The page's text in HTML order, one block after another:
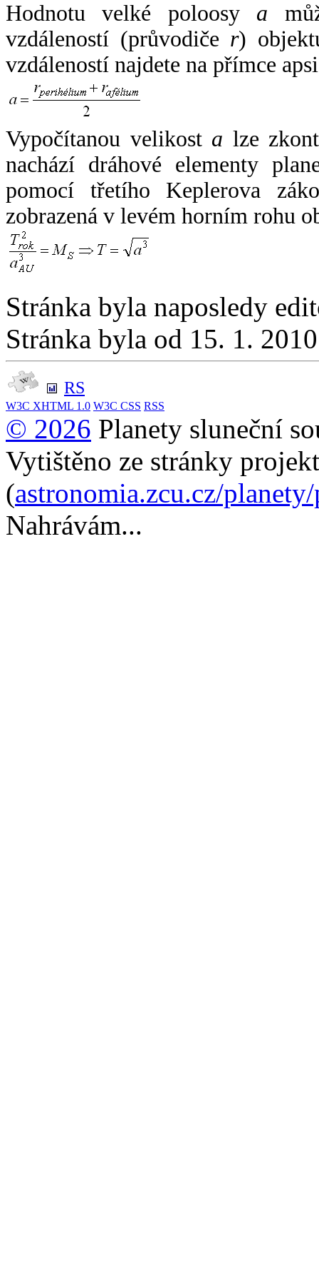
Hodnotu velké poloosy a
vzdáleností (průvodiče r)
vzdáleností najdete na přímce
Vypočítanou velikost a lze
nachází dráhové elementy
pomocí třetího Keplerova
zobrazená v levém horním rohu
Stránka byla naposledy
Stránka byla od 15. 1.
RS
W3C XHTML 1.0 W3C CSS RSS
© 2026 Planety sluneční
Vytištěno ze stránky
(astronomia.zcu.cz/
Nahrávám...